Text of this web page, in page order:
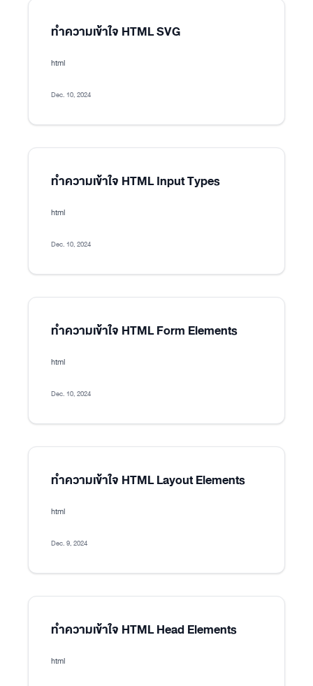
ทำความเข้าใจ HTML SVG
html
Dec. 10, 2024
ทำความเข้าใจ HTML Input Types
html
Dec. 10, 2024
ทำความเข้าใจ HTML Form Elements
html
Dec. 10, 2024
ทำความเข้าใจ HTML Layout Elements
html
Dec. 9, 2024
ทำความเข้าใจ HTML Head Elements
html